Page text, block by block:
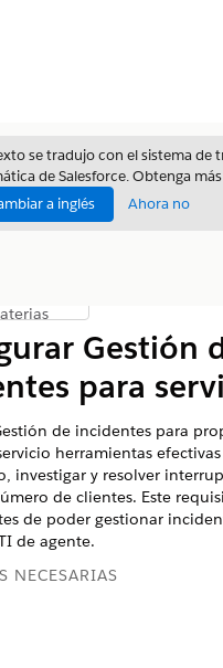
se tradujo con el sistema de
de Salesforce. Obtenga
a inglés
Ahora no
Mostrar índice de materias
Gestión
para
de incidentes para
herramientas
investigar y resolver
de clientes. Este
de poder gestionar
de agente.
NECESARIAS